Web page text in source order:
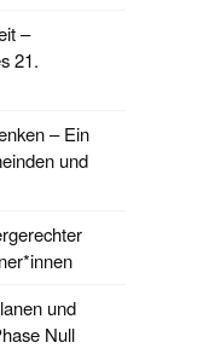
–
21.
– Ein
und
und
Null